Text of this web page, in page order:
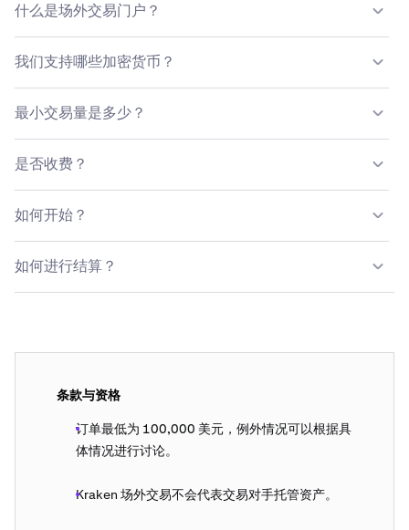
什么是场外交易门户？
所支持的加密资产的可执行的自动报价，包括:
近期交易和场外交易历史
RFQ访问权限
我们支持哪些加密货币？
询价请求（RFQ）：
超过20 种资产，包括稳定币
场外交易衍生品：
户。了解更多有关场外交易衍生品的信息。
最小交易量是多少？
易量限制。
是否收费？
为全包含价格。
如何开始？
证。
us/articles/115005036268-Pro-accounts-for-
企业账户：
https://support.kraken.com/hc/en-
us/articles/115004862007-Pro-accounts-for-
如何进行结算？
汇至您选择的外部钱包
您的银行账户
澳元可以直接通过您的国内银行账户进行往来结算
账户进行结算
条款与资格
订单最低为 100,000 美元，例外情况可以根据具
体情况进行讨论。
Kraken 场外交易不会代表交易对手托管资产。